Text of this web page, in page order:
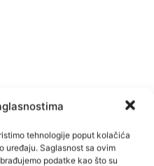
tehnologije poput kolačića
uređaju. Saglasnost sa ovim
podatke kao što su